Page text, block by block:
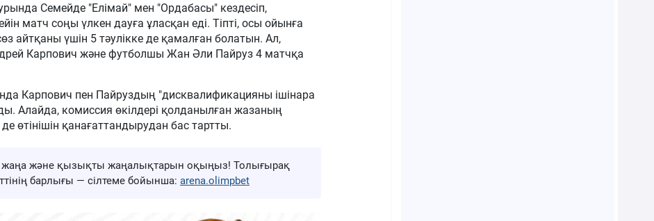
Семейде "Елімай" мен "Ордабасы" кездесіп,
матч соңы үлкен дауға ұласқан еді. Тіпті, осы ойынға
айтқаны үшін 5 тәулікке де қамалған болатын. Ал,
Карпович және футболшы Жан Әли Пайруз 4 матчқа
Карпович пен Пайруздың "дисквалификацияны ішінара
Алайда, комиссия өкілдері қолданылған жазаның
өтінішін қанағаттандырудан бас тартты.
жаңа және қызықты жаңалықтарын оқыңыз! Толығырақ
барлығы — сілтеме бойынша: arena.olimpbet